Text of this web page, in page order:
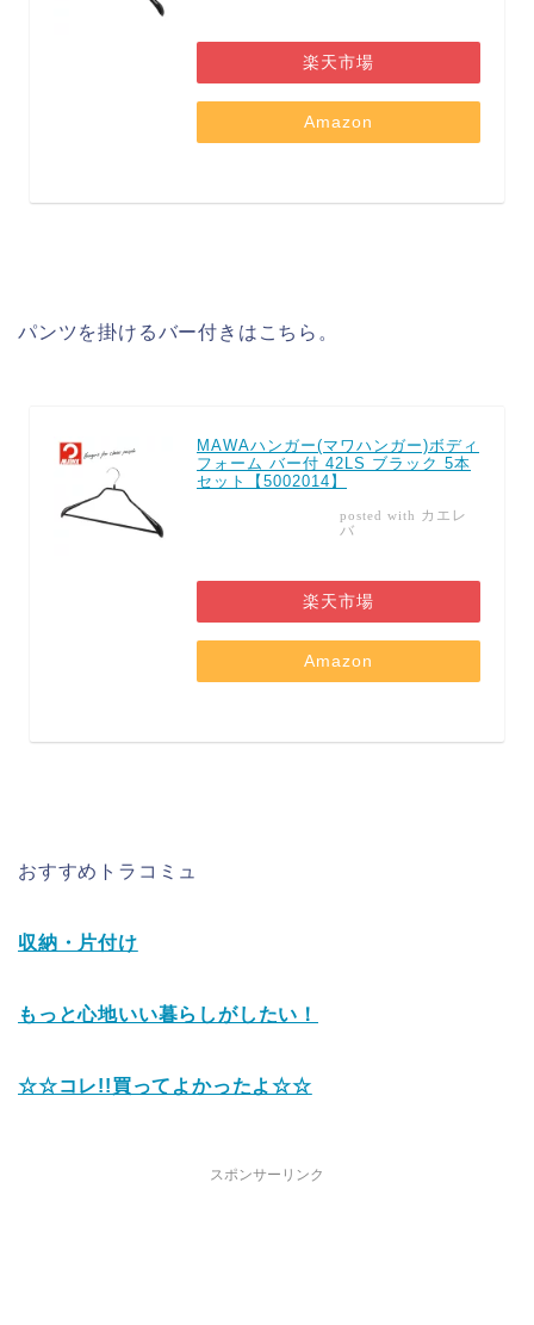
楽天市場
Amazon
パンツを掛けるバー付きはこちら。
MAWAハンガー(マワハンガー)ボディ
フォーム バー付 42LS ブラック 5本
セット【5002014】
posted with カエレ
バ
楽天市場
Amazon
おすすめトラコミュ
収納・片付け
もっと心地いい暮らしがしたい！
☆☆コレ!!買ってよかったよ☆☆
スポンサーリンク